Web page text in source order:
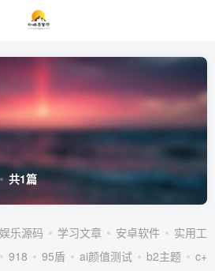
共1篇
娱乐源码 学习文章 安卓软件
实用工
918 95盾 ai颜值测试 b2主题
c++